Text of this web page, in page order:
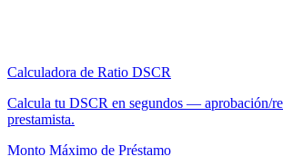
Calculadora de Ratio DSCR
Calcula tu DSCR en segundos — aprobación/
prestamista.
Monto Máximo de Préstamo